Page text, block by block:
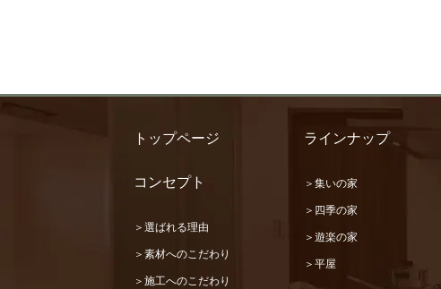
トップページ
コンセプト
＞選ばれる理由
＞素材へのこだわり
＞施工へのこだわり
ラインナップ
＞集いの家
＞四季の家
＞遊楽の家
＞平屋